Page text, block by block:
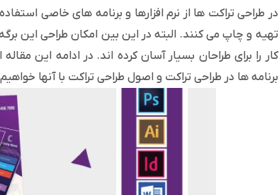
در طراحی تراکت ها از نرم افزارها و برنامه های خاصی
تهیه و چاپ می کنند. البته در این بین امکان طراحی این
کار را برای طراحان بسیار آسان کرده اند. در ادامه این
برنامه ها در طراحی تراکت و اصول طراحی تراکت با آنها